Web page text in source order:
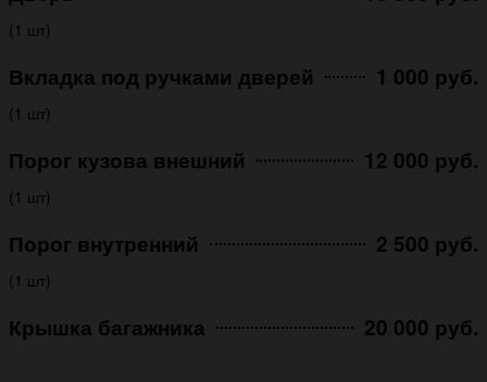
(1 шт)
Вкладка под ручками дверей 1 000 руб.
(1 шт)
Порог кузова внешний 12 000 руб.
(1 шт)
Порог внутренний 2 500 руб.
(1 шт)
Крышка багажника 20 000 руб.